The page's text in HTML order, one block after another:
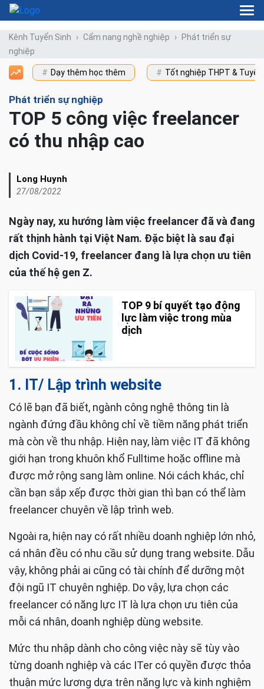
Kênh Tuyển Sinh Cẩm nang nghề nghiệp
Phát triển sự
nghiệp
Dạy thêm học thêm Tốt nghiệp THPT &
Phát triển sự nghiệp
TOP 5 công việc freelancer
có thu nhập cao
Long Huynh
27/08/2022
Ngày nay, xu hướng làm việc freelancer đã và đang
rất thịnh hành tại Việt Nam. Đặc biệt là sau đại
dịch Covid-19, freelancer đang là lựa chọn ưu tiên
của thế hệ gen Z.
TOP 9 bí quyết tạo động
lực làm việc trong mùa
dịch
1. IT/ Lập trình website
Có lẽ bạn đã biết, ngành công nghệ thông tin là
ngành đứng đầu không chỉ về tiềm năng phát triển
mà còn về thu nhập. Hiện nay, làm việc IT đã không
giới hạn trong khuôn khổ Fulltime hoặc offline mà
được mở rộng sang làm online. Nói cách khác, chỉ
cần bạn sắp xếp được thời gian thì bạn có thể làm
freelancer chuyên về lập trình web.
Ngoài ra, hiện nay có rất nhiều doanh nghiệp lớn nhỏ,
cá nhân đều có nhu cầu sử dụng trang website. Dẫu
vậy, không phải ai cũng có tài chính để dưỡng một
đội ngũ IT chuyên nghiệp. Do vậy, lựa chọn các
freelancer có năng lực IT là lựa chọn ưu tiên của
mỗi cá nhân, doanh nghiệp dùng website.
Mức thu nhập dành cho công việc này sẽ tùy vào
từng doanh nghiệp và các ITer có quyền được thỏa
thuận mức lương dựa trên năng lực và kinh nghiệm